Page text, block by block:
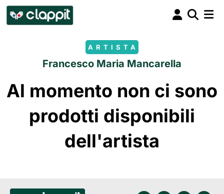
ARTISTA
Francesco Maria Mancarella
Al momento non ci sono
prodotti disponibili
dell'artista